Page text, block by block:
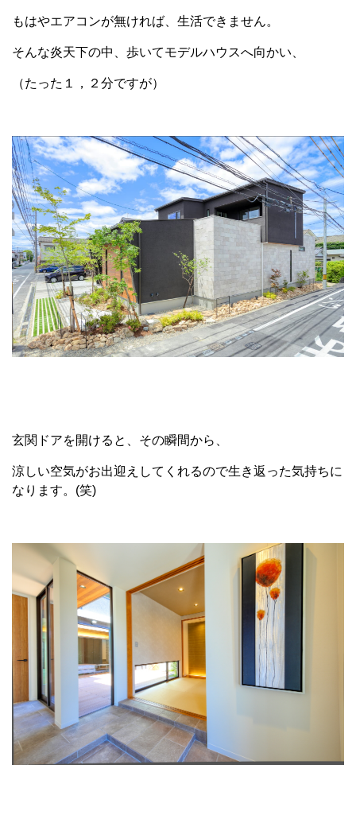
もはやエアコンが無ければ、生活できません。
そんな炎天下の中、歩いてモデルハウスへ向かい、
（たった１，２分ですが）
玄関ドアを開けると、その瞬間から、
涼しい空気がお出迎えしてくれるので生き返った気持ちに
なります。(笑)